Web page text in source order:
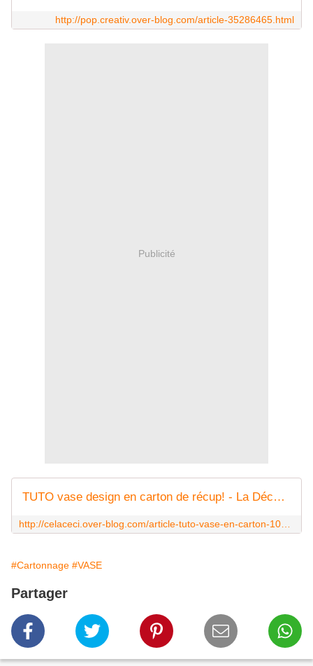
http://pop.creativ.over-blog.com/article-35286465.html
Publicité
TUTO vase design en carton de récup! - La Déco selon Cela Ceci
#Cartonnage #VASE
Partager